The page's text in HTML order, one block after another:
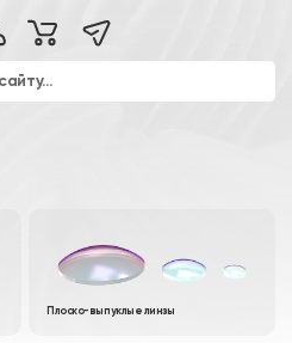
Плоско-выпуклые линзы